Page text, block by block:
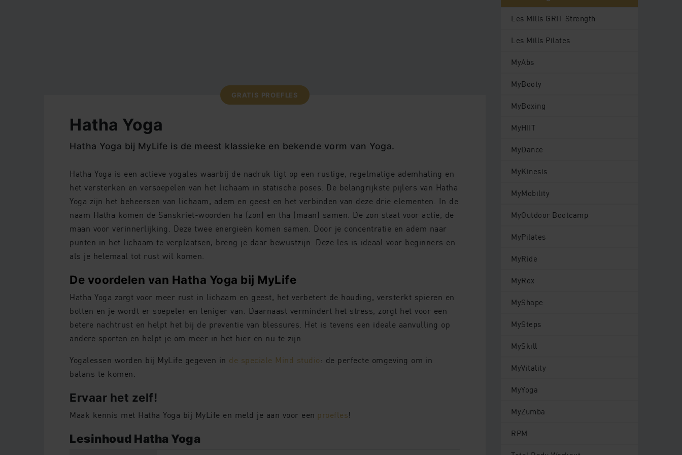
GRATIS PROEFLES
Hatha Yoga
Hatha Yoga bij MyLife is de meest klassieke en bekende vorm van Yoga.
Hatha Yoga is een actieve yogales waarbij de nadruk ligt op een rustige, regelmatige ademhaling en
het versterken en versoepelen van het lichaam in statische poses. De belangrijkste pijlers van Hatha
Yoga zijn het beheersen van lichaam, adem en geest en het verbinden van deze drie elementen. In de
naam Hatha komen de Sanskriet-woorden ha (zon) en tha (maan) samen. De zon staat voor actie, de
maan voor verinnerlijking. Deze twee energieën komen samen. Door je concentratie en adem naar
punten in het lichaam te verplaatsen, breng je daar bewustzijn. Deze les is ideaal voor beginners en
als je helemaal tot rust wil komen.
De voordelen van Hatha Yoga bij MyLife
Hatha Yoga zorgt voor meer rust in lichaam en geest, het verbetert de houding, versterkt spieren en
botten en je wordt er soepeler en leniger van. Daarnaast vermindert het stress, zorgt het voor een
betere nachtrust en helpt het bij de preventie van blessures. Het is tevens een ideale aanvulling op
andere sporten en helpt je om meer in het hier en nu te zijn.
Yogalessen worden bij MyLife gegeven in de speciale Mind studio : de perfecte omgeving om in
balans te komen.
Ervaar het zelf!
Maak kennis met Hatha Yoga bij MyLife en meld je aan voor een proefles!
Lesinhoud Hatha Yoga
Les Mills GRIT Strength
Les Mills Pilates
MyAbs
MyBooty
MyBoxing
MyHIIT
MyDance
MyKinesis
MyMobility
MyOutdoor Bootcamp
MyPilates
MyRide
MyRox
MyShape
MySteps
MySkill
MyVitality
MyYoga
MyZumba
RPM